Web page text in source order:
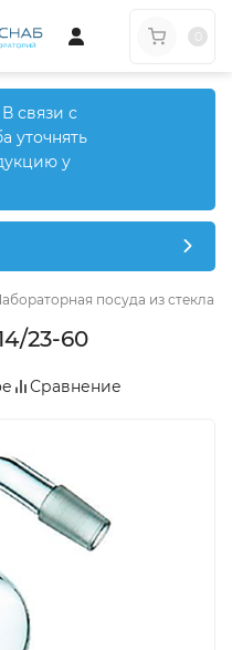
связи с
уточнять
у
посуда из стекла
23-60
Сравнение